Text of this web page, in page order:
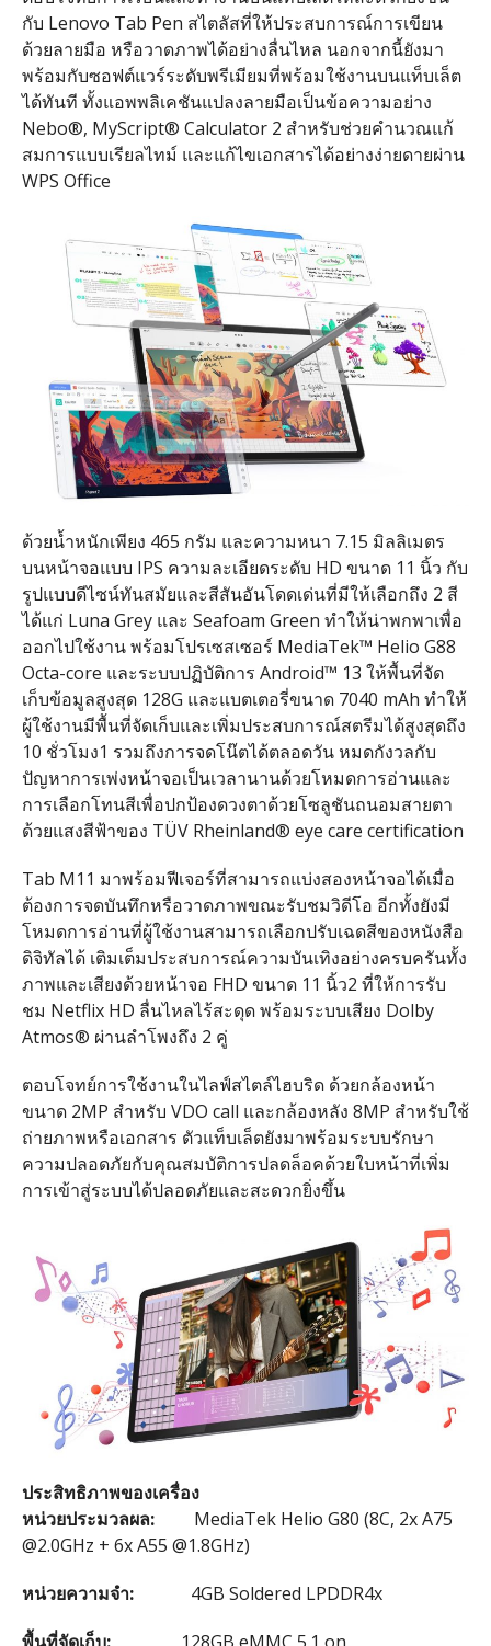
กับ Lenovo Tab Pen สไตลัสที่ให้ประสบการณ์การเขียน
ด้วยลายมือ หรือวาดภาพได้อย่างลื่นไหล นอกจากนี้ยังมา
พร้อมกับซอฟต์แวร์ระดับพรีเมียมที่พร้อมใช้งานบนแท็บเล็ต
ได้ทันที ทั้งแอพพลิเคชันแปลงลายมือเป็นข้อความอย่าง
Nebo®, MyScript® Calculator 2 สำหรับช่วยคำนวณแก้
สมการแบบเรียลไทม์ และแก้ไขเอกสารได้อย่างง่ายดายผ่าน
WPS Office
ด้วยน้ำหนักเพียง 465 กรัม และความหนา 7.15 มิลลิเมตร
บนหน้าจอแบบ IPS ความละเอียดระดับ HD ขนาด 11 นิ้ว กับ
รูปแบบดีไซน์ทันสมัยและสีสันอันโดดเด่นที่มีให้เลือกถึง 2 สี
ได้แก่ Luna Grey และ Seafoam Green ทำให้น่าพกพาเพื่อ
ออกไปใช้งาน พร้อมโปรเซสเซอร์ MediaTek™ Helio G88
Octa-core และระบบปฏิบัติการ Android™ 13 ให้พื้นที่จัด
เก็บข้อมูลสูงสุด 128G และแบตเตอรี่ขนาด 7040 mAh ทำให้
ผู้ใช้งานมีพื้นที่จัดเก็บและเพิ่มประสบการณ์สตรีมได้สูงสุดถึง
10 ชั่วโมง1 รวมถึงการจดโน๊ตได้ตลอดวัน หมดกังวลกับ
ปัญหาการเพ่งหน้าจอเป็นเวลานานด้วยโหมดการอ่านและ
การเลือกโทนสีเพื่อปกป้องดวงตาด้วยโซลูชันถนอมสายตา
ด้วยแสงสีฟ้าของ TÜV Rheinland® eye care certification
Tab M11 มาพร้อมฟีเจอร์ที่สามารถแบ่งสองหน้าจอได้เมื่อ
ต้องการจดบันทึกหรือวาดภาพขณะรับชมวิดีโอ อีกทั้งยังมี
โหมดการอ่านที่ผู้ใช้งานสามารถเลือกปรับเฉดสีของหนังสือ
ดิจิทัลได้ เติมเต็มประสบการณ์ความบันเทิงอย่างครบครันทั้ง
ภาพและเสียงด้วยหน้าจอ FHD ขนาด 11 นิ้ว2 ที่ให้การรับ
ชม Netflix HD ลื่นไหลไร้สะดุด พร้อมระบบเสียง Dolby
Atmos® ผ่านลำโพงถึง 2 คู่
ตอบโจทย์การใช้งานในไลฟ์สไตล์ไฮบริด ด้วยกล้องหน้า
ขนาด 2MP สำหรับ VDO call และกล้องหลัง 8MP สำหรับใช้
ถ่ายภาพหรือเอกสาร ตัวแท็บเล็ตยังมาพร้อมระบบรักษา
ความปลอดภัยกับคุณสมบัติการปลดล็อคด้วยใบหน้าที่เพิ่ม
การเข้าสู่ระบบได้ปลอดภัยและสะดวกยิ่งขึ้น
ประสิทธิภาพของเครื่อง
หน่วยประมวลผล:
MediaTek Helio G80 (8C, 2x A75
@2.0GHz + 6x A55 @1.8GHz)
หน่วยความจำ:
4GB Soldered LPDDR4x